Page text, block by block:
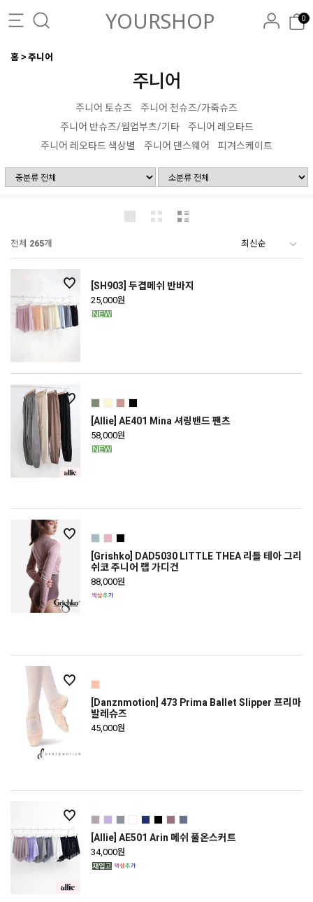
YOURSHOP 0
홈 주니어
주니어
주니어 토슈즈
주니어 천슈즈/가죽슈즈
주니어 반슈즈/웜업부츠/기타 주니어 레오타드
주니어 레오타드 색상별
주니어 댄스웨어 피겨스케이트
전체 265개
[SH903] 두겹메쉬 반바지
25,000원
[Allie] AE401 Mina 셔링밴드 팬츠
58,000원
[Grishko] DAD5030 LITTLE THEA 리틀 테아 그리
쉬코 주니어 랩 가디건
88,000원
[Danznmotion] 473 Prima Ballet Slipper 프리마
발레슈즈
45,000원
[Allie] AE501 Arin 메쉬 풀온스커트
34,000원